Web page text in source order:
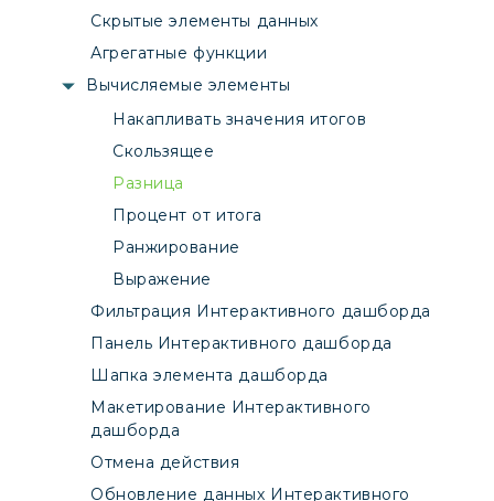
Скрытые элементы данных
Агрегатные функции
Вычисляемые элементы
Накапливать значения итогов
Скользящее
Разница
Процент от итога
Ранжирование
Выражение
Фильтрация Интерактивного дашборда
Панель Интерактивного дашборда
Шапка элемента дашборда
Макетирование Интерактивного
дашборда
Отмена действия
Обновление данных Интерактивного